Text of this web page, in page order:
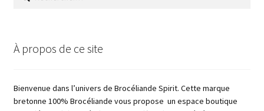
À propos de ce site
Bienvenue dans l’univers de Brocéliande Spirit. Cette marque
bretonne 100% Brocéliande vous propose un espace boutique